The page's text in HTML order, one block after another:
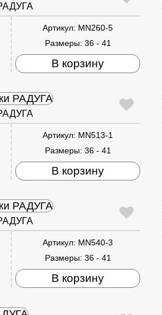
Артикул: MN260-5
Размеры: 36 - 41
В корзину
Артикул: MN513-1
Размеры: 36 - 41
В корзину
Артикул: MN540-3
Размеры: 36 - 41
В корзину